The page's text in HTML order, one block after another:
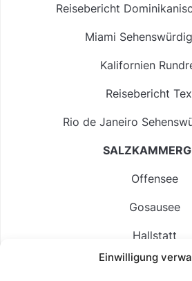
Einwilligung
Reisebericht
Miami
Kalifornien
Reisebericht
Rio de Janeiro
Offensee
Gosausee
Hallstatt
Langbathsee